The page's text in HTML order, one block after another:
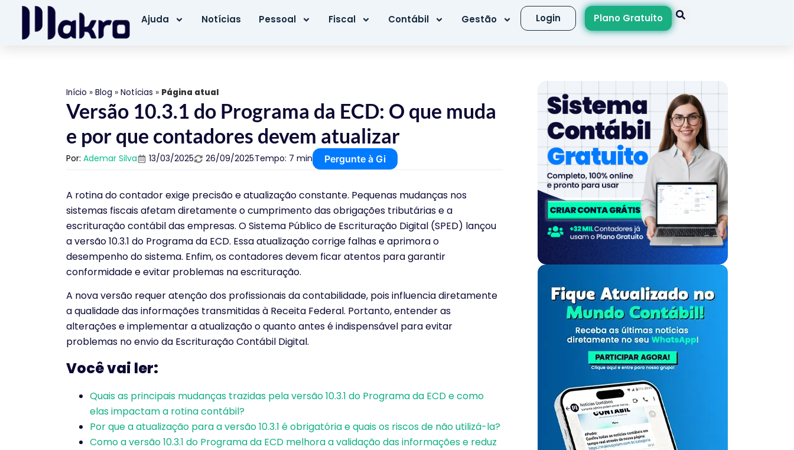
Ajuda Notícias Pessoal Fiscal Contábil Gestão Login Plano Gratuito
Início » Blog » Notícias » Página atual
Versão 10.3.1 do Programa da ECD: O que muda
e por que contadores devem atualizar
Por: Ademar Silva 13/03/2025 26/09/2025Tempo: 7 min Pergunte à Gi
A rotina do contador exige precisão e atualização constante. Pequenas mudanças nos
sistemas fiscais afetam diretamente o cumprimento das obrigações tributárias e a
escrituração contábil das empresas. O Sistema Público de Escrituração Digital (SPED) lançou
a versão 10.3.1 do Programa da ECD. Essa atualização corrige falhas e aprimora o
desempenho do sistema. Enfim, os contadores devem ficar atentos para garantir
conformidade e evitar problemas na escrituração.
A nova versão requer atenção dos profissionais da contabilidade, pois influencia diretamente
a qualidade das informações transmitidas à Receita Federal. Portanto, entender as
alterações e implementar a atualização o quanto antes é indispensável para evitar
problemas no envio da Escrituração Contábil Digital.
Você vai ler:
Quais as principais mudanças trazidas pela versão 10.3.1 do Programa da ECD e como
elas impactam a rotina contábil?
Por que a atualização para a versão 10.3.1 é obrigatória e quais os riscos de não utilizá-la?
Como a versão 10.3.1 do Programa da ECD melhora a validação das informações e reduz